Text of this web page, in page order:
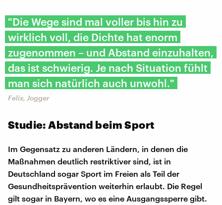
"Die Wege sind mal voller bis hin zu
wirklich voll, die Dichte hat enorm
zugenommen – und Abstand einzuhalten,
das ist schwierig. Je nach Situation fühlt
man sich natürlich auch unwohl."
Felix, Jogger
Studie: Abstand beim Sport
Im Gegensatz zu anderen Ländern, in denen die
Maßnahmen deutlich restriktiver sind, ist in
Deutschland sogar Sport im Freien als Teil der
Gesundheitsprävention weiterhin erlaubt. Die Regel
gilt sogar in Bayern, wo es eine Ausgangssperre gibt.